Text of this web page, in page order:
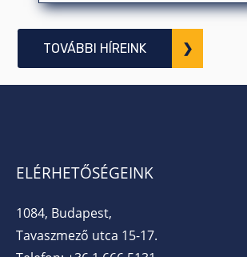
TOVÁBBI HÍREINK
ELÉRHETŐSÉGEINK
1084, Budapest,
Tavaszmező utca 15-17.